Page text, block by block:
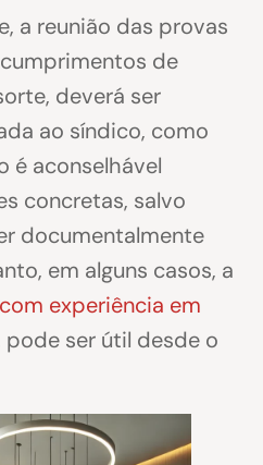
a reunião das provas
de
deverá ser
ao síndico, como
é aconselhável
concretas, salvo
documentalmente
em alguns casos, a
experiência em
pode ser útil desde o